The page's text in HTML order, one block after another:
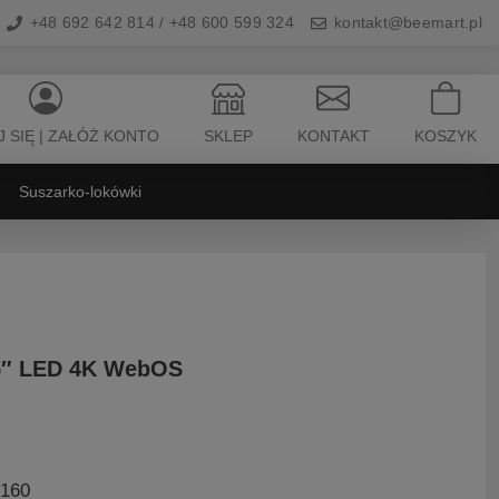
+48 692 642 814 / +48 600 599 324 kontakt@beemart.pl
SIĘ | ZAŁÓŻ KONTO SKLEP KONTAKT KOSZYK
Suszarko-lokówki
LED 4K WebOS